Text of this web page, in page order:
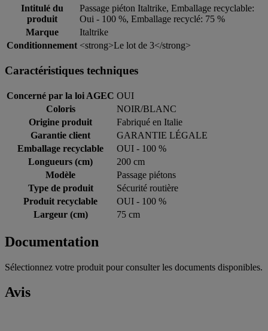
Intitulé du
produit
Passage piéton Italtrike, Emballage recyclable:
Oui - 100 %, Emballage recyclé: 75 %
Marque
Italtrike
Conditionnement <strong>Le lot de 3</strong>
Caractéristiques techniques
Concerné par la loi AGEC OUI
Coloris
NOIR/BLANC
Origine produit
Fabriqué en Italie
Garantie client
GARANTIE LÉGALE
Emballage recyclable
OUI - 100 %
Longueurs (cm)
200 cm
Modèle
Passage piétons
Type de produit
Sécurité routière
Produit recyclable
OUI - 100 %
Largeur (cm)
75 cm
Documentation
Sélectionnez votre produit pour consulter les documents disponibles.
Avis